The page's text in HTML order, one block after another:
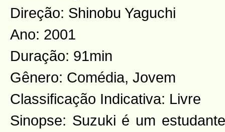
Direção: Shinobu Yaguchi
Ano: 2001
Duração: 91min
Gênero: Comédia, Jovem
Classificação Indicativa: Livre
Sinopse: Suzuki é um